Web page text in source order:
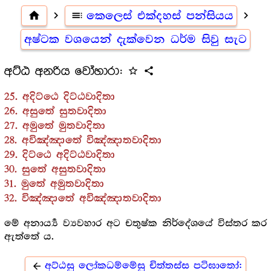
home navigate_next toc කෙලෙස් එක්දහස් පන්සියය navigate_next
අෂ්ටක වශයෙන් දැක්වෙන ධර්ම සිවු සැට
අට්ඨ අනරිය වෝහාරා: star_outline share
25. අදිට්ඨෙ දිට්ඨවාදිතා
26. අසුතේ සුතවාදිතා
27. අමුතේ මුතවාදිතා
28. අවිඤ්ඤාතේ විඤ්ඤාතවාදිතා
29. දිට්ඨෙ අදිට්ඨවාදිතා
30. සුතේ අසුතවාදිතා
31. මුතේ අමුතවාදිතා
32. විඤ්ඤාතේ අවිඤ්ඤාතවාදිතා
මේ අනාර්‍ය්‍ය ව්‍යවහාර අට චතුෂ්ක නිර්දේශයේ විස්තර කර
ඇත්තේ ය.
arrow_back අට්ඨසු ලෝකධම්මේසු චිත්තස්ස පටිඝාතෝ: